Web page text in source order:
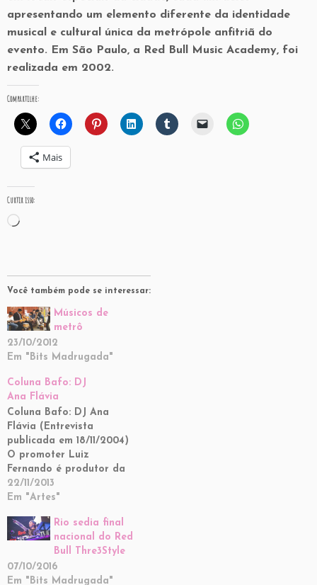
apresentando um elemento diferente da identidade
musical e cultural única da metrópole anfitriã do
evento. Em São Paulo, a Red Bull Music Academy, foi
realizada em 2002.
Compartilhe:
Mais
Curtir isso:
Carregando...
Você também pode se interessar:
Músicos de
metrô
23/10/2012
Em "Bits Madrugada"
Coluna Bafo: DJ
Ana Flávia
Coluna Bafo: DJ Ana
Flávia (Entrevista
publicada em 18/11/2004)
O promoter Luiz
Fernando é produtor da
festa Xarope e escreve no
Bitsmag a coluna Bafo SP,
chave da noite paulistana
e também contando os
últimos bafos. Com vocês
a coluna Bafo SP!!!!! A DJ
Ana Flavia…
22/11/2013
Em "Artes"
Rio sedia final
nacional do Red
Bull Thre3Style
07/10/2016
Em "Bits Madrugada"